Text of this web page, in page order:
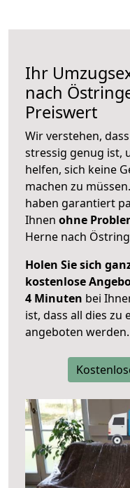
Ihr
nach
Preiswert
Wir verstehen,
stressig genug ist,
helfen, sich keine
machen zu
haben garantiert
Ihnen ohne
Herne nach
Holen Sie sich
kostenlose
4 Minuten bei
ist, dass all dies zu
angeboten werden.